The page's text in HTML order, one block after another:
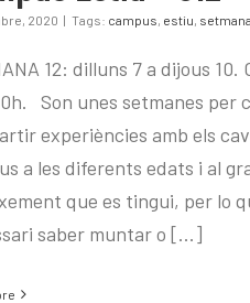
2020 | Tags: campus, estiu, setmana
12: dilluns 7 a dijous 10.
Son unes setmanes per
experiències amb els
a les diferents edats i al
que es tingui, per lo
saber muntar o [...]